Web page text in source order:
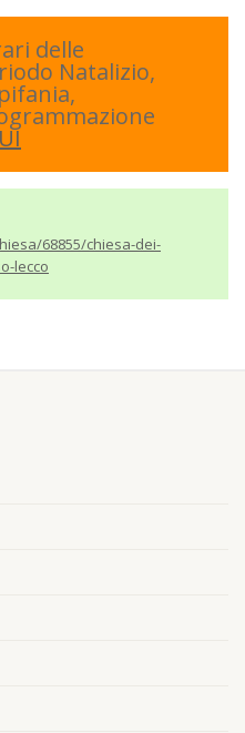
delle
Natalizio,
68855/chiesa-dei-
lecco